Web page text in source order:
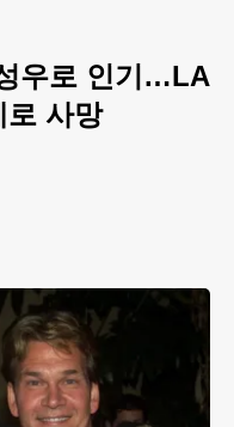
우로 인기…LA
로 사망